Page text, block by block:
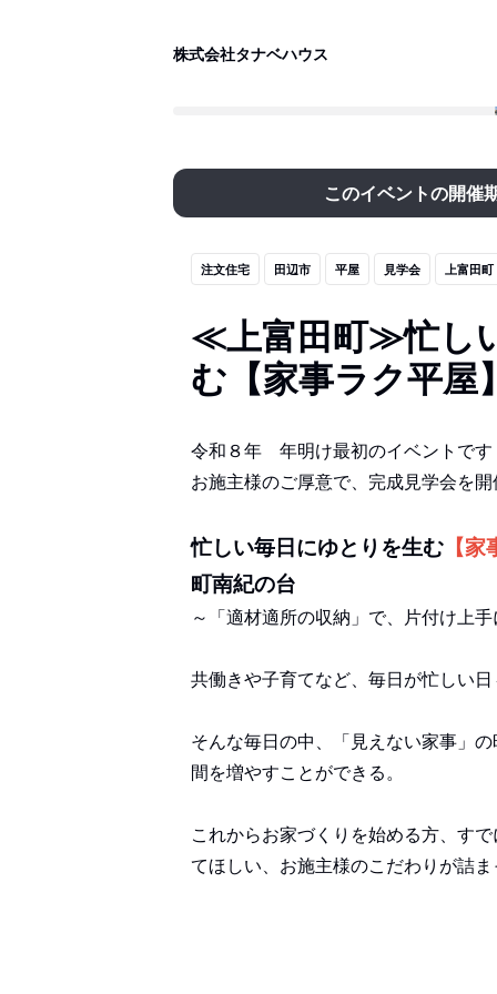
株式会社タナベハウス
このイベントの開催
注文住宅 田辺市 平屋 見学会 上富田町
≪上富田町≫忙し
む【家事ラク平屋
令和８年 年明け最初のイベントです
お施主様のご厚意で、完成見学会を
忙しい毎日にゆとりを生む 【
町南紀の台
～「適材適所の収納」で、片付け上
共働きや子育てなど、毎日が忙しい
そんな毎日の中、「見えない家事」
間を増やすことができる。
これからお家づくりを始める方、す
てほしい、お施主様のこだわりが詰